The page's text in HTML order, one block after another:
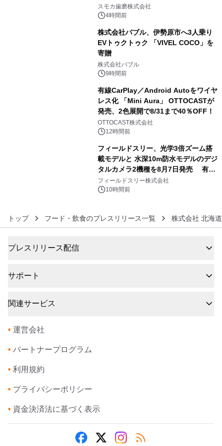
始！
スモカ歯磨株式会社
4時間前
株式会社バブル、伊勢原市へ3人乗り
EVトゥクトゥク 「VIVEL COCO」を
寄贈
株式会社バブル
9時間前
有線CarPlay／Android Autoをワイヤ
レス化 「Mini Aura」 OTTOCASTが
発売、2色展開で8/31まで40％OFF！
OTTOCAST株式会社
12時間前
フィールドスリー、光学3倍ズーム搭
載モデルと 水深10m防水モデルのデジ
タルカメラ2機種を8月7日発売 有効
約1300万画素、用途別に選べるコンデ
ジ新登場
フィールドスリー株式会社
10時間前
トップ フード・飲食のプレスリリース一覧 株式会社 北海
プレスリリース配信
サポート
関連サービス
• 運営会社
• パートナープログラム
• 利用規約
• プライバシーポリシー
• 資金決済法に基づく表示